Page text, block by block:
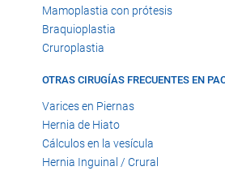
Mamoplastia con prótesis
Braquioplastia
Cruroplastia
OTRAS CIRUGÍAS FRECUENTES EN
Varices en Piernas
Hernia de Hiato
Cálculos en la vesícula
Hernia Inguinal / Crural